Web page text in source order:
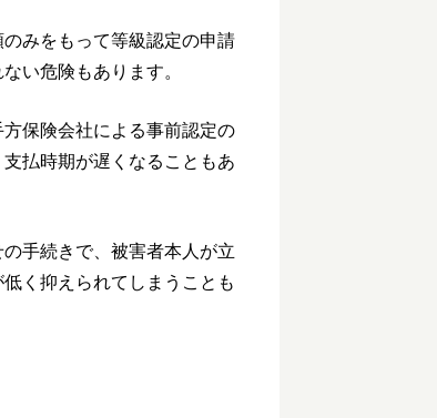
みをもって等級認定の申請
い危険もあります。
保険会社による事前認定の
払時期が遅くなることもあ
手続きで、被害者本人が立
く抑えられてしまうことも